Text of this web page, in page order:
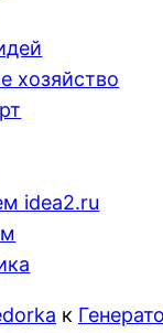
хозяйство
idea2.ru
к